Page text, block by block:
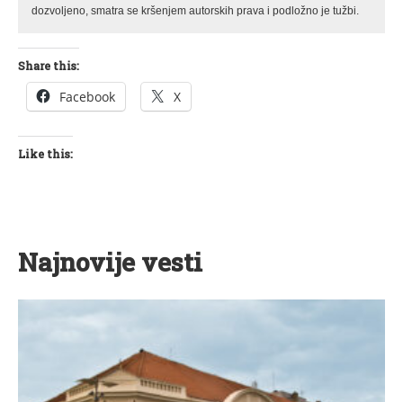
dozvoljeno, smatra se kršenjem autorskih prava i podložno je tužbi.
Share this:
Facebook X
Like this:
Najnovije vesti